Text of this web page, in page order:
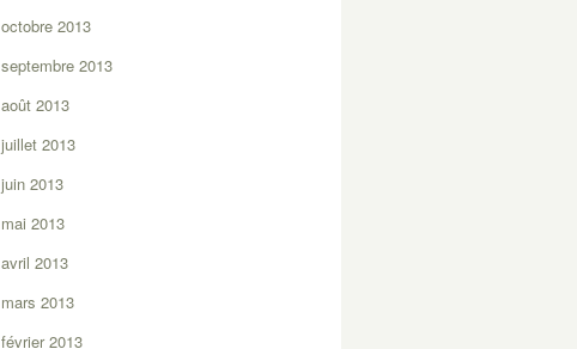
octobre 2013
septembre 2013
août 2013
juillet 2013
juin 2013
mai 2013
avril 2013
mars 2013
février 2013